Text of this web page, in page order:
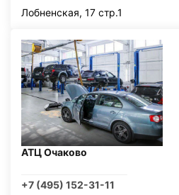
Лобненская, 17 стр.1
АТЦ Очаково
+7 (495) 152-31-11